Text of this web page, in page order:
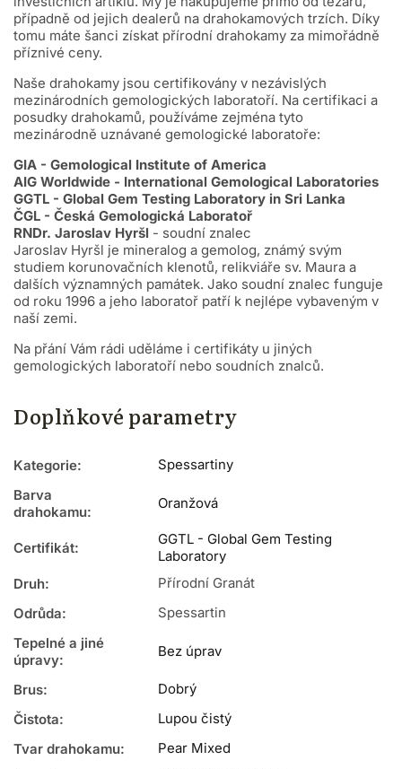
případně od jejich dealerů na drahokamových trzích. Díky
tomu máte šanci získat přírodní drahokamy za mimořádně
příznivé ceny.
Naše drahokamy jsou certifikovány v nezávislých
mezinárodních gemologických laboratoří. Na certifikaci a
posudky drahokamů, používáme zejména tyto
mezinárodně uznávané gemologické laboratoře:
GIA - Gemological Institute of America
AIG Worldwide - International Gemological Laboratories
GGTL - Global Gem Testing Laboratory in Sri Lanka
ČGL - Česká Gemologická Laboratoř
RNDr. Jaroslav Hyršl - soudní znalec
Jaroslav Hyršl je mineralog a gemolog, známý svým
studiem korunovačních klenotů, relikviáře sv. Maura a
dalších významných památek. Jako soudní znalec funguje
od roku 1996 a jeho laboratoř patří k nejlépe vybaveným v
naší zemi.
Na přání Vám rádi uděláme i certifikáty u jiných
gemologických laboratoří nebo soudních znalců.
Doplňkové parametry
Kategorie:
Spessartiny
Barva
drahokamu:
Oranžová
Certifikát:
GGTL - Global Gem Testing
Laboratory
Druh:
Přírodní Granát
Odrůda:
Spessartin
Tepelné a jiné
úpravy:
Bez úprav
Brus:
Dobrý
Čistota:
Lupou čistý
Tvar drahokamu:
Pear Mixed